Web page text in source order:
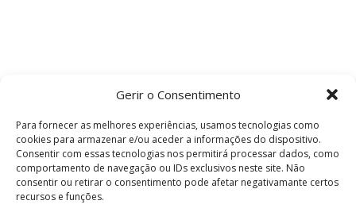
Gerir o Consentimento
Para fornecer as melhores experiências, usamos tecnologias como
cookies para armazenar e/ou aceder a informações do dispositivo.
Consentir com essas tecnologias nos permitirá processar dados, como
comportamento de navegação ou IDs exclusivos neste site. Não
consentir ou retirar o consentimento pode afetar negativamante certos
recursos e funções.